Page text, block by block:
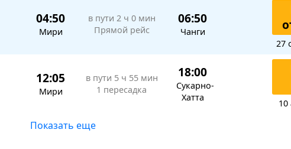
04:50
Мири
в пути 2 ч 0 мин
Прямой рейс
06:50
Чанги
27
12:05
Мири
в пути 5 ч 55 мин
1 пересадка
18:00
Сукарно-
Хатта
10
Показать еще